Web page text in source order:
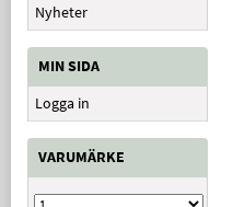
Nyheter
MIN SIDA
Logga in
VARUMÄRKE